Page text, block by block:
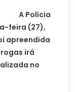
A Polícia
feira (27),
apreendida
irá
no